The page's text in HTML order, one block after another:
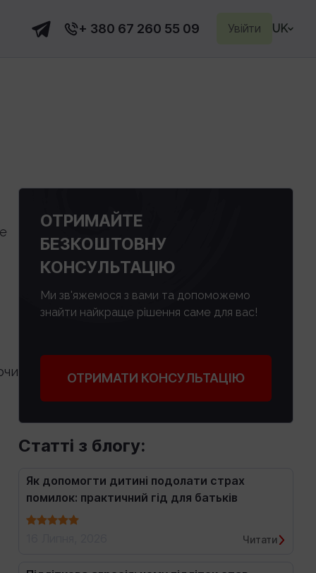
+ 380 67 260 55 09 Увійти UK
ОТРИМАЙТЕ
БЕЗКОШТОВНУ
КОНСУЛЬТАЦІЮ
Ми зв'яжемося з вами та допоможемо
знайти найкраще рішення саме для вас!
ОТРИМАТИ КОНСУЛЬТАЦІЮ
Статті з блогу:
Як допомогти дитині подолати страх
помилок: практичний гід для батьків
Читати